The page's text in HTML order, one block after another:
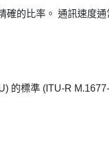
的比率。 通訊速度
的標準 (ITU-R